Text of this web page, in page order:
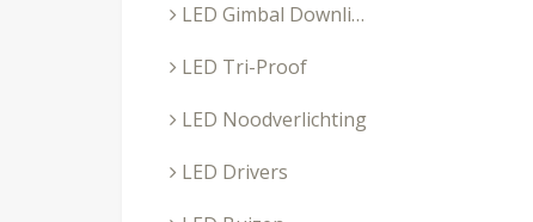
LED Gimbal Downlighters
LED Tri-Proof
LED Noodverlichting
LED Drivers